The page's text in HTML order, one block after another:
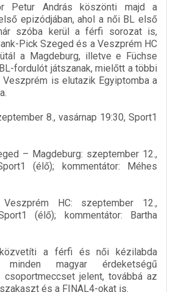
Petur András köszönti majd a
epizódjában, ahol a női BL első
szóba kerül a férfi sorozat is,
Pick Szeged és a Veszprém HC
a Magdeburg, illetve e Füchse
fordulót játszanak, mielőtt a többi
is elutazik Egyiptomba a
8., vasárnap 19:30, Sport1
– Magdeburg: szeptember 12.,
(élő); kommentátor: Méhes
HC: szeptember 12.,
(élő); kommentátor: Bartha
a férfi és női kézilabda
minden magyar érdeketségű
jelent, továbbá az
és a FINAL4-okat is.